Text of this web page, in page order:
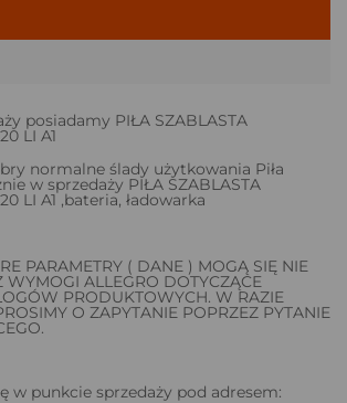
posiadamy PIŁA SZABLASTA
LI A1
normalne ślady użytkowania Piła
w sprzedaży PIŁA SZABLASTA
LI A1 ,bateria, ładowarka
PARAMETRY ( DANE ) MOGĄ SIĘ NIE
WYMOGI ALLEGRO DOTYCZĄCE
PRODUKTOWYCH. W RAZIE
O ZAPYTANIE POPRZEZ PYTANIE
w punkcie sprzedaży pod adresem: